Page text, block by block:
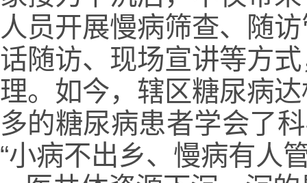
人员开展慢病筛查、随
话随访、现场宣讲等方
理。如今，辖区糖尿病
多的糖尿病患者学会了
“小病不出乡、慢病有人